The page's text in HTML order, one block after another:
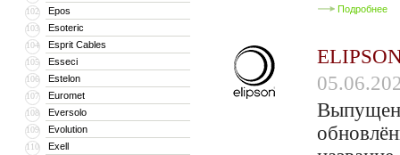
102 Epos
103 Esoteric
104 Esprit Cables
105 Esseci
106 Estelon
107 Euromet
108 Eversolo
109 Evolution
110 Exell
Подробнее